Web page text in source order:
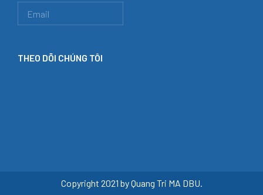
THEO DÕI CHÚNG TÔI
Copyright 2021 by Quang Tri MA DBU.